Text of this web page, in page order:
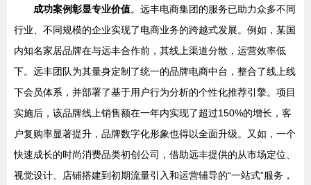
成功案例彰显专业价值。远丰电商集团的服务已助力众多不同
行业、不同规模的企业实现了电商业务的跨越式发展。例如，某国
内知名家居品牌在与远丰合作前，其线上渠道分散，运营效率低
下。远丰团队为其量身定制了统一的品牌电商中台，整合了线上线
下会员体系，并部署了基于用户行为分析的个性化推荐引擎。项目
实施后，该品牌线上销售额在一年内实现了超过150%的增长，客
户复购率显著提升，品牌数字化形象也得以全面升级。又如，一个
快速成长的时尚消费品类初创公司，借助远丰提供的从市场定位、
视觉设计、店铺搭建到初期流量引入和运营辅导的“一站式”服务，